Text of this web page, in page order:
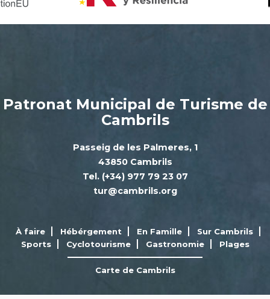
Patronat Municipal de Turisme de
Cambrils
Passeig de les Palmeres, 1
43850 Cambrils
Tel. (+34) 977 79 23 07
tur@cambrils.org
À faire Hébérgement En Famille
Sur Cambrils
Sports
Cyclotourisme Gastronomie Plages
Carte de Cambrils